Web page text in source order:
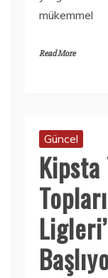
mükemmel
Read More
Güncel